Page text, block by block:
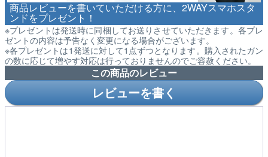
商品レビューを書いていただける方に、2WAYスマホスタ
ンドをプレゼント！
※プレゼントは発送時に同梱してお送りさせていただきます。各プレ
ゼントの内容は予告なく変更になる場合がございます。
※各プレゼントは1発送に対して1点ずつとなります。購入されたガン
の数に応じて増やす対応は行っておりませんのでご容赦ください。
この商品のレビュー
レビューを書く